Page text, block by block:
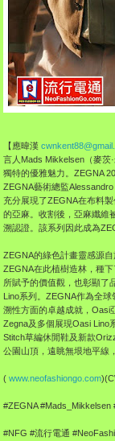
【應暐漢
言人Mads Mikkelsen（麥茨
獨特的優雅魅力。ZEGNA
ZEGNA藝術總監
充分展現了ZEGNA在布料
的亞麻。收割後，亞麻纖維
溯認證。該系列因此成為
ZEGNA的綠色計畫靈感源
ZEGNA在此植樹造林，種
所賦予的價值觀，也彰顯了
Lino系列。ZEGNA作為全
溯性方面的卓越成就，Oasi
Zegna及多個展現Oasi Lino
Stitch草編休閒鞋及新款
公園山頂，遠眺無垠地平線
( www.neofashiongo.com
#ZEGNA #Mads_Mikkelsen
#NFG #流行電通